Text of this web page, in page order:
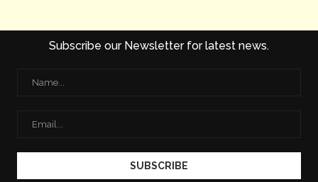
Subscribe our Newsletter for latest news.